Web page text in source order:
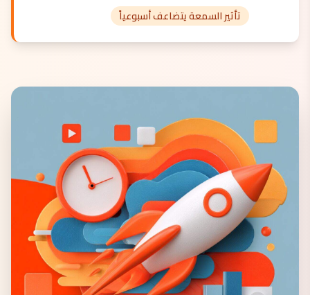
تأثير السمعة يتضاعف أسبوعياً